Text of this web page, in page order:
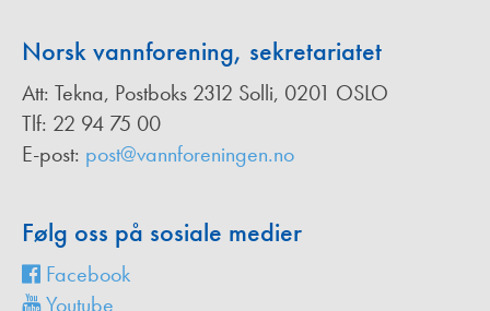
Norsk vannforening, sekretariatet
Att: Tekna, Postboks 2312 Solli, 0201 OSLO
Tlf: 22 94 75 00
E-post: post@vannforeningen.no
Følg oss på sosiale medier
Facebook
Youtube